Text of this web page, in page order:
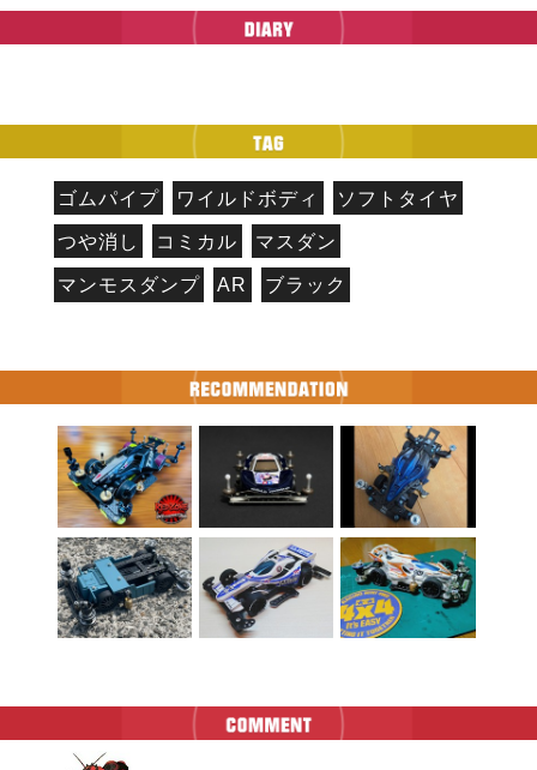
ゴムパイプ ワイルドボディ ソフトタイヤ
つや消し コミカル マスダン
マンモスダンプ AR ブラック